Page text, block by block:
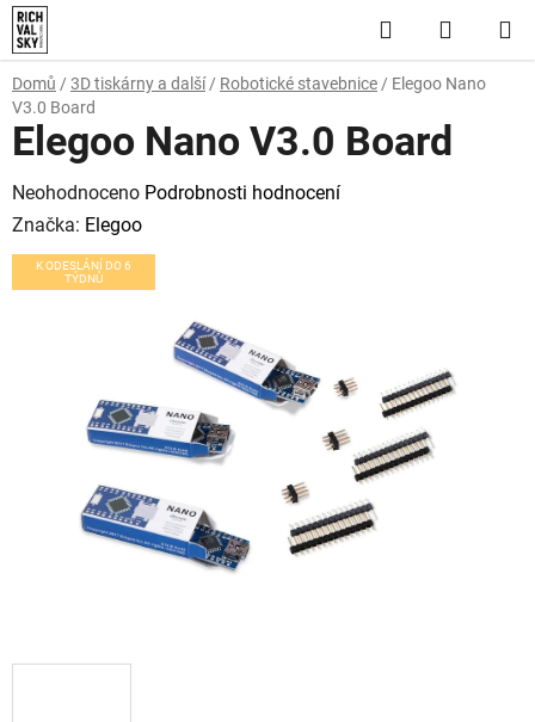
Přejít
na
obsah
Hledat
KOŠÍK
Domů / 3D tiskárny a další / Robotické stavebnice / Elegoo Nano
V3.0 Board
Elegoo Nano V3.0 Board
Průměrné
hodnocení
produktu
je
hvězdiček.
Neohodnoceno Podrobnosti hodnocení
Značka: Elegoo
K ODESLÁNÍ DO 6
TÝDNŮ